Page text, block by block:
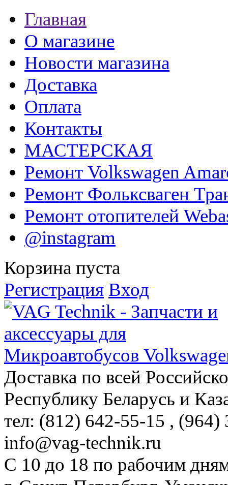
Главная
О магазине
Новости магазина
Доставка
Оплата
Контакты
МАСТЕРСКАЯ
Ремонт Volkswagen
Ремонт Фольксваген
Ремонт отопителей
@instagram
Корзина пуста
Регистрация Вход
Доставка по всей
Республику Беларусь и
тел: (812) 642-55-15 , (964)
info@vag-technik.ru
С 10 до 18 по рабочим